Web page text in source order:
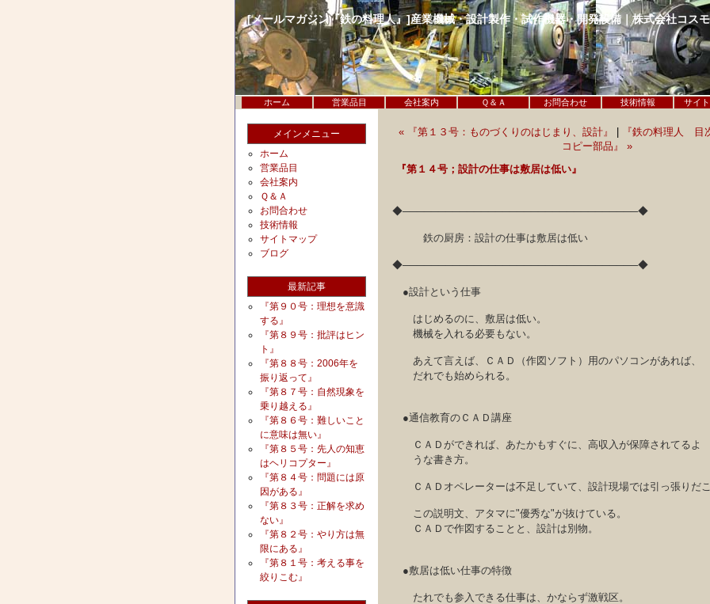
[メールマガジン『鉄の料理人』]産業機械・設計製作・試作機器・開発設備｜株式会社コス
ホーム 営業品目 会社案内 Ｑ＆Ａ お問合わせ 技術情報 サイ
メインメニュー
ホーム
営業品目
会社案内
Ｑ＆Ａ
お問合わせ
技術情報
サイトマップ
ブログ
最新記事
『第９０号：理想を意識
する』
『第８９号：批評はヒン
ト』
『第８８号：2006年を
振り返って』
『第８７号：自然現象を
乗り越える』
『第８６号：難しいこと
に意味は無い』
『第８５号：先人の知恵
はヘリコプター』
『第８４号：問題には原
因がある』
『第８３号：正解を求め
ない』
『第８２号：やり方は無
限にある』
『第８１号：考える事を
絞りこむ』
« 『第１３号：ものづくりのはじまり、設計』
『鉄の料理人 目
コピー部品』 »
『第１４号；設計の仕事は敷居は低い』
◆─────────────────────────────────◆
鉄の厨房：設計の仕事は敷居は低い
◆─────────────────────────────────◆
●設計という仕事
はじめるのに、敷居は低い。
機械を入れる必要もない。
あえて言えば、ＣＡＤ（作図ソフト）用のパソコンがあれば、
だれでも始められる。
●通信教育のＣＡＤ講座
ＣＡＤができれば、あたかもすぐに、高収入が保障されてるよ
うな書き方。
ＣＡＤオペレーターは不足していて、設計現場では引っ張りだ
この説明文、アタマに"優秀な"が抜けている。
ＣＡＤで作図することと、設計は別物。
●敷居は低い仕事の特徴
たれでも参入できる仕事は、かならず激戦区。